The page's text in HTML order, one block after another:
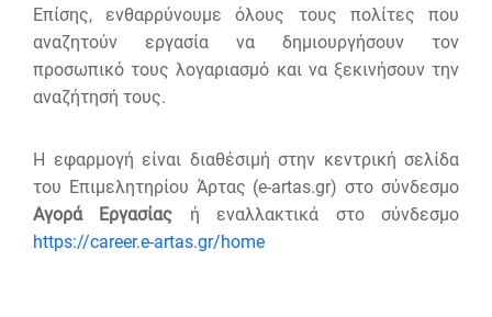
Επίσης, ενθαρρύνουμε όλους τους πολίτες που
αναζητούν εργασία να δημιουργήσουν τον
προσωπικό τους λογαριασμό και να ξεκινήσουν την
αναζήτησή τους.
Η εφαρμογή είναι διαθέσιμή στην κεντρική σελίδα
του Επιμελητηρίου Άρτας (e-artas.gr) στο σύνδεσμο
Αγορά Εργασίας ή εναλλακτικά στο σύνδεσμο
https://career.e-artas.gr/home